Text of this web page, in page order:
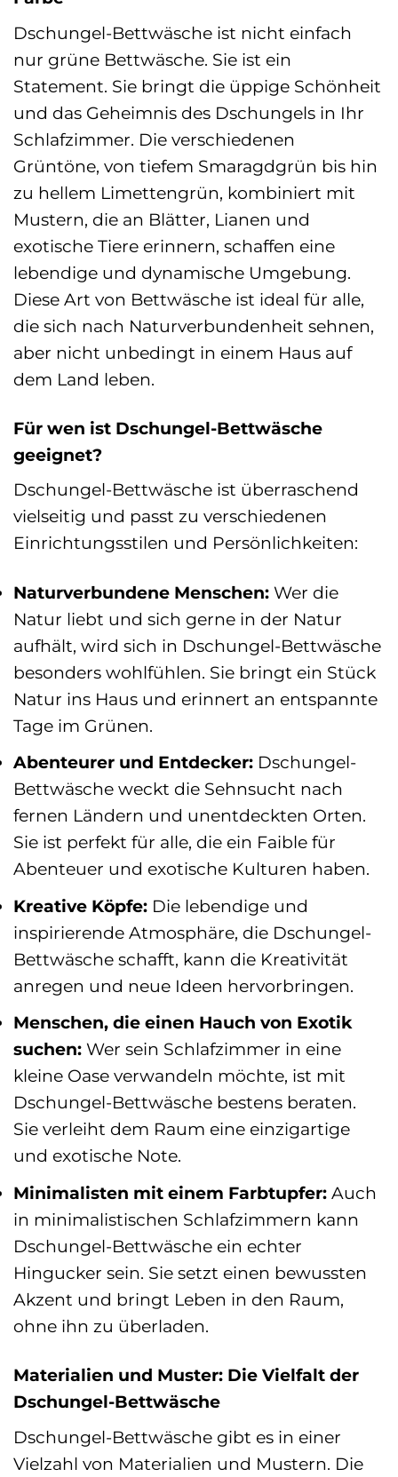
Dschungel-Bettwäsche ist nicht einfach
nur grüne Bettwäsche. Sie ist ein
Statement. Sie bringt die üppige Schönheit
und das Geheimnis des Dschungels in Ihr
Schlafzimmer. Die verschiedenen
Grüntöne, von tiefem Smaragdgrün bis hin
zu hellem Limettengrün, kombiniert mit
Mustern, die an Blätter, Lianen und
exotische Tiere erinnern, schaffen eine
lebendige und dynamische Umgebung.
Diese Art von Bettwäsche ist ideal für alle,
die sich nach Naturverbundenheit sehnen,
aber nicht unbedingt in einem Haus auf
dem Land leben.
Für wen ist Dschungel-Bettwäsche
geeignet?
Dschungel-Bettwäsche ist überraschend
vielseitig und passt zu verschiedenen
Einrichtungsstilen und Persönlichkeiten:
Naturverbundene Menschen: Wer die
Natur liebt und sich gerne in der Natur
aufhält, wird sich in Dschungel-Bettwäsche
besonders wohlfühlen. Sie bringt ein Stück
Natur ins Haus und erinnert an entspannte
Tage im Grünen.
Abenteurer und Entdecker: Dschungel-
Bettwäsche weckt die Sehnsucht nach
fernen Ländern und unentdeckten Orten.
Sie ist perfekt für alle, die ein Faible für
Abenteuer und exotische Kulturen haben.
Kreative Köpfe: Die lebendige und
inspirierende Atmosphäre, die Dschungel-
Bettwäsche schafft, kann die Kreativität
anregen und neue Ideen hervorbringen.
Menschen, die einen Hauch von Exotik
suchen: Wer sein Schlafzimmer in eine
kleine Oase verwandeln möchte, ist mit
Dschungel-Bettwäsche bestens beraten.
Sie verleiht dem Raum eine einzigartige
und exotische Note.
Minimalisten mit einem Farbtupfer: Auch
in minimalistischen Schlafzimmern kann
Dschungel-Bettwäsche ein echter
Hingucker sein. Sie setzt einen bewussten
Akzent und bringt Leben in den Raum,
ohne ihn zu überladen.
Materialien und Muster: Die Vielfalt der
Dschungel-Bettwäsche
Dschungel-Bettwäsche gibt es in einer
Vielzahl von Materialien und Mustern. Die